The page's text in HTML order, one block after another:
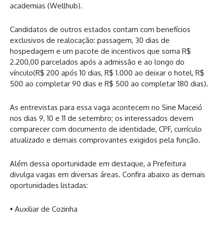
academias (Wellhub).
Candidatos de outros estados contam com benefícios
exclusivos de realocação: passagem, 30 dias de
hospedagem e um pacote de incentivos que soma R$
2.200,00 parcelados após a admissão e ao longo do
vínculo(R$ 200 após 10 dias, R$ 1.000 ao deixar o hotel, R$
500 ao completar 90 dias e R$ 500 ao completar 180 dias).
As entrevistas para essa vaga acontecem no Sine Maceió
nos dias 9, 10 e 11 de setembro; os interessados devem
comparecer com documento de identidade, CPF, currículo
atualizado e demais comprovantes exigidos pela função.
Além dessa oportunidade em destaque, a Prefeitura
divulga vagas em diversas áreas. Confira abaixo as demais
oportunidades listadas:
• Auxiliar de Cozinha